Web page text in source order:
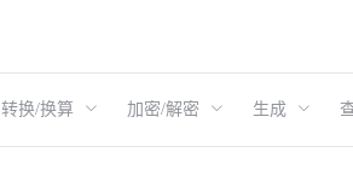
转换/换算 加密/解密 生成